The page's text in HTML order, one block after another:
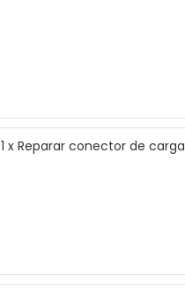
1 x Reparar conector de carga